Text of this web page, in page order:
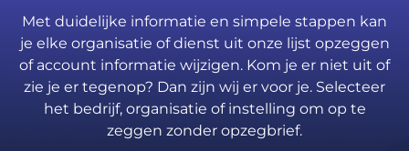
Met duidelijke informatie en simpele stappen kan
je elke organisatie of dienst uit onze lijst opzeggen
of account informatie wijzigen. Kom je er niet uit of
zie je er tegenop? Dan zijn wij er voor je. Selecteer
het bedrijf, organisatie of instelling om op te
zeggen zonder opzegbrief.